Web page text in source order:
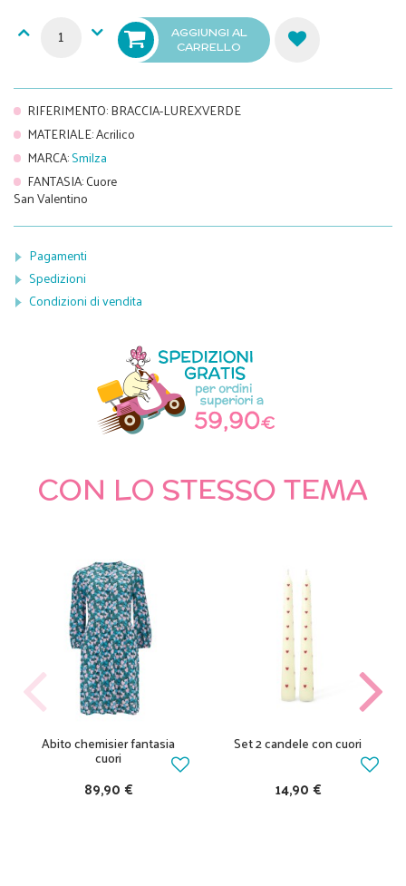
AGGIUNGI AL
CARRELLO
RIFERIMENTO:BRACCIA-LUREXVERDE
MATERIALE:Acrilico
MARCA:Smilza
FANTASIA:Cuore
San Valentino
Pagamenti
Spedizioni
Condizioni di vendita
CON LO STESSO TEMA
Abito chemisier fantasia
cuori
89,90 €
Set 2 candele con cuori
14,90 €